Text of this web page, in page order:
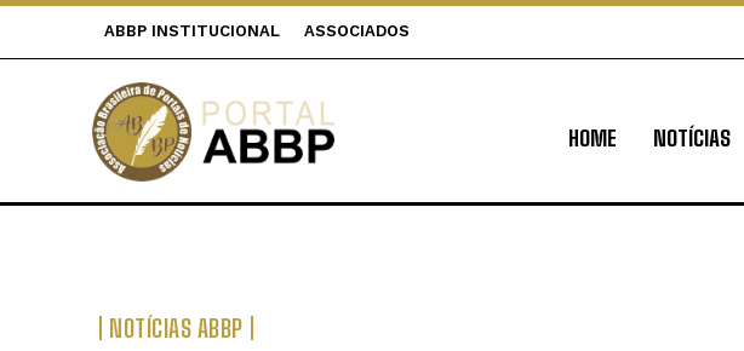
ABBP INSTITUCIONAL ASSOCIADOS
HOME NOTÍCIAS
NOTÍCIAS ABBP